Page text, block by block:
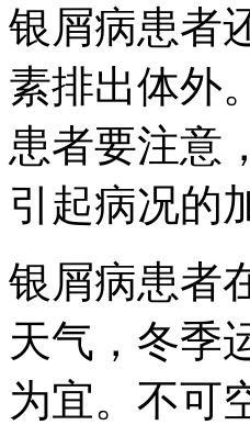
银屑病患者
素排出体外
患者要注意
引起病况的
银屑病患者
天气，冬季
为宜。不可